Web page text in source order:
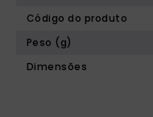
Código do produto
Peso (g)
Dimensões